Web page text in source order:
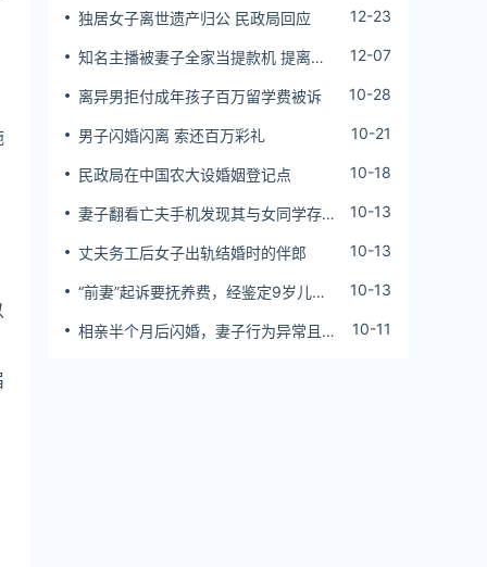
独居女子离世遗产归公 民政局回应 12-23
知名主播被妻子全家当提款机 提离婚
12-07
离异男拒付成年孩子百万留学费被诉 10-28
男子闪婚闪离 索还百万彩礼 10-21
民政局在中国农大设婚姻登记点 10-18
妻子翻看亡夫手机发现其与女同学存婚
10-13
丈夫务工后女子出轨结婚时的伴郎 10-13
“前妻”起诉要抚养费，经鉴定9岁儿子
10-13
相亲半个月后闪婚，妻子行为异常且持
10-11